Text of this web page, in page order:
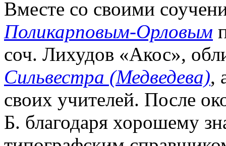
Вместе со своими
Поликарповым-Орловым
соч. Лихудов «Акос»,
Сильвестра (Медведева),
своих учителей. После
Б. благодаря хорошему